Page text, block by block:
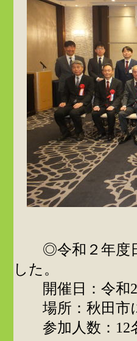
◎令和２年度日
した。
開催日：令和2
場所：秋田市
参加人数：12